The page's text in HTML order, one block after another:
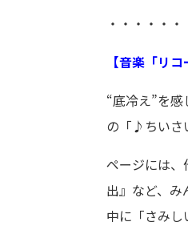
・・・・・
【音楽「リ
“底冷え”を
の「♪ちいさ
ページには、
出』など、
中に「さみ